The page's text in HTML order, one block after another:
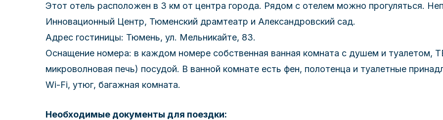
Этот отель расположен в 3 км от центра города. Рядом с отелем можно прогуляться.
Инновационный Центр, Тюменский драмтеатр и Александровский сад.
Адрес гостиницы: Тюмень, ул. Мельникайте, 83.
Оснащение номера: в каждом номере собственная ванная комната с душем и туалетом,
микроволновая печь) посудой. В ванной комнате есть фен, полотенца и туалетные
Wi-Fi, утюг, багажная комната.
Необходимые документы для поездки: